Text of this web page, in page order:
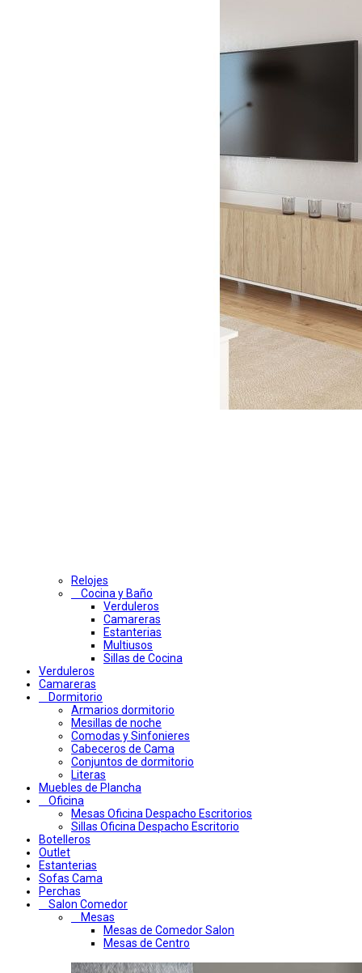
Relojes
Cocina y Baño
Verduleros
Camareras
Estanterias
Multiusos
Sillas de Cocina
Verduleros
Camareras
Dormitorio
Armarios dormitorio
Mesillas de noche
Comodas y Sinfonieres
Cabeceros de Cama
Conjuntos de dormitorio
Literas
Muebles de Plancha
Oficina
Mesas Oficina Despacho Escritorios
Sillas Oficina Despacho Escritorio
Botelleros
Outlet
Estanterias
Sofas Cama
Perchas
Salon Comedor
Mesas
Mesas de Comedor Salon
Mesas de Centro